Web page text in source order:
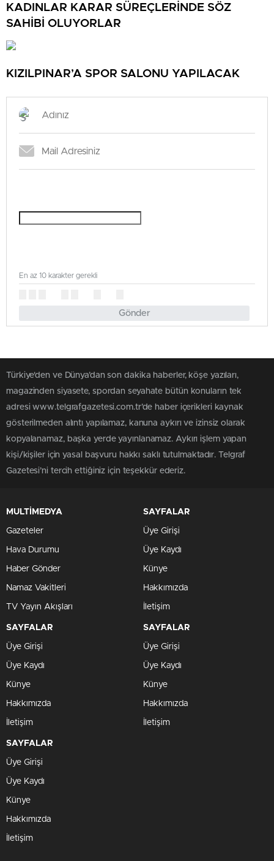
KADINLAR KARAR SÜREÇLERİNDE SÖZ
SAHİBİ OLUYORLAR
KIZILPINAR’A SPOR SALONU YAPILACAK
Gönder
En az 10 karakter gerekli
Türkiye'den ve Dünya’dan son dakika haberler, köşe yazıları,
magazinden siyasete, spordan seyahate bütün konuların tek
adresi www.telgrafgazetesi.com.tr’de haber içerikleri kaynak
gösterilmeden alıntı yapılamaz, kanuna aykırı ve izinsiz olarak
kopyalanamaz, başka yerde yayınlanamaz. Aykırı işlem yapan
kişi/kişiler için yasal başvuru hakkı saklı tutulmaktadır. Telgraf
Gazetesi’ni tercih ettiğiniz için teşekkür ederiz.
MULTİMEDYA
Gazeteler
Hava Durumu
Haber Gönder
Namaz Vakitleri
TV Yayın Akışları
SAYFALAR
Üye Girişi
Üye Kaydı
Künye
Hakkımızda
İletişim
SAYFALAR
Üye Girişi
Üye Kaydı
Künye
Hakkımızda
İletişim
SAYFALAR
Üye Girişi
Üye Kaydı
Künye
Hakkımızda
İletişim
SAYFALAR
Üye Girişi
Üye Kaydı
Künye
Hakkımızda
İletişim